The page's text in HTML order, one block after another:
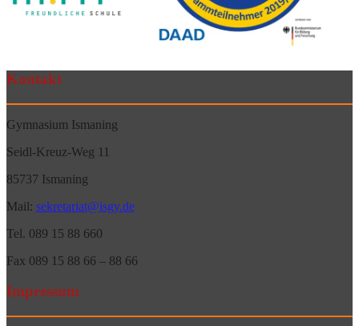
Kontakt
Gymnasium Ismaning
Seidl-Kreuz-Weg 11
85737 Ismaning
Mail: sekretariat@isgy.de
Tel. 089 15 88 660
Fax 089 15 88 66 – 88 66
Impressum